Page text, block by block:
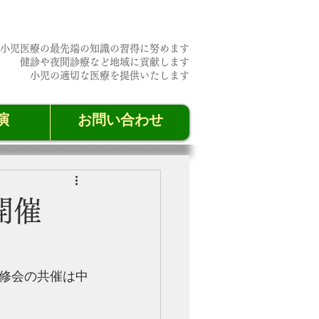
小児医療の最先端の知識の習得に努めます
​健診や夜間診療など地域に貢献します
​小児の適切な医療を提供いたします
お問い合わせ
催
会の共催は中